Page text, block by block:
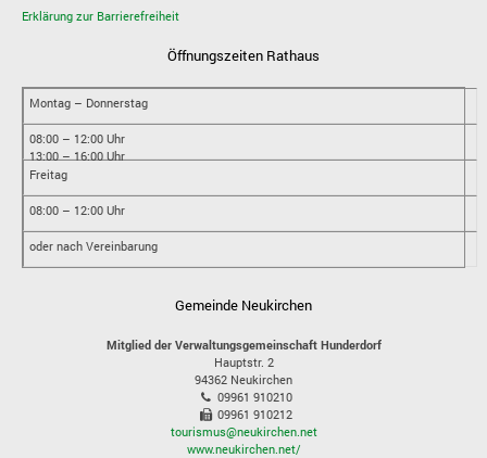
Erklärung zur Barrierefreiheit
Öffnungszeiten Rathaus
Montag – Donnerstag
08:00 – 12:00 Uhr
13:00 – 16:00 Uhr
Freitag
08:00 – 12:00 Uhr
oder nach Vereinbarung
Gemeinde Neukirchen
Mitglied der Verwaltungsgemeinschaft Hunderdorf
Hauptstr. 2
94362 Neukirchen
09961 910210
09961 910212
tourismus@neukirchen.net
www.neukirchen.net/